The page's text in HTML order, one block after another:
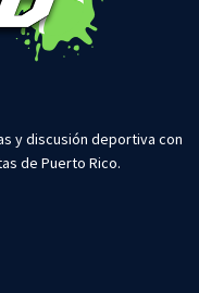
y discusión deportiva con
de Puerto Rico.